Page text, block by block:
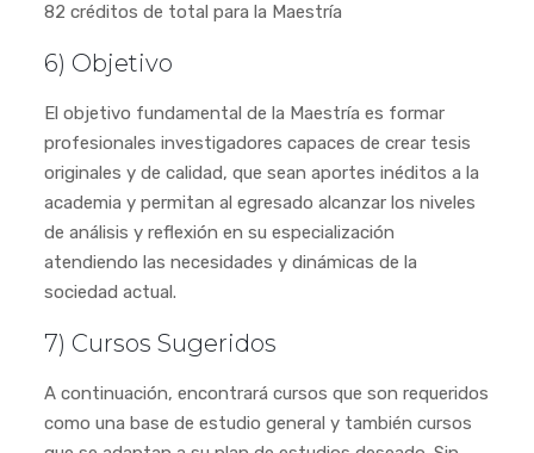
82 créditos de total para la Maestría
6) Objetivo
El objetivo fundamental de la Maestría es formar
profesionales investigadores capaces de crear tesis
originales y de calidad, que sean aportes inéditos a la
academia y permitan al egresado alcanzar los niveles
de análisis y reflexión en su especialización
atendiendo las necesidades y dinámicas de la
sociedad actual.
7) Cursos Sugeridos
A continuación, encontrará cursos que son requeridos
como una base de estudio general y también cursos